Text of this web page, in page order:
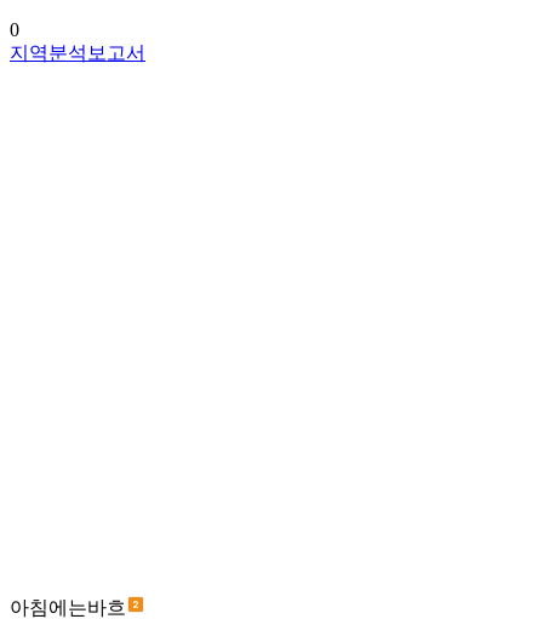
0
지역분석보고서
아침에는바흐